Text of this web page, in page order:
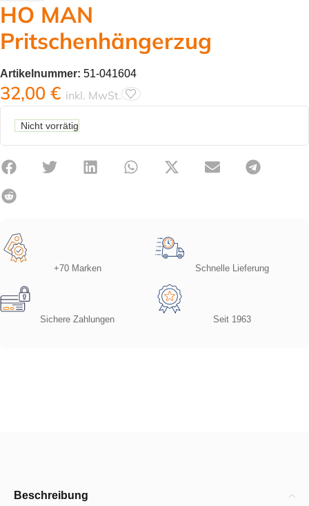
HO MAN
Pritschenhängerzug
Artikelnummer: 51-041604
32,00 € inkl. MwSt.
Nicht vorrätig
+70 Marken Schnelle Lieferung
Sichere Zahlungen Seit 1963
Beschreibung